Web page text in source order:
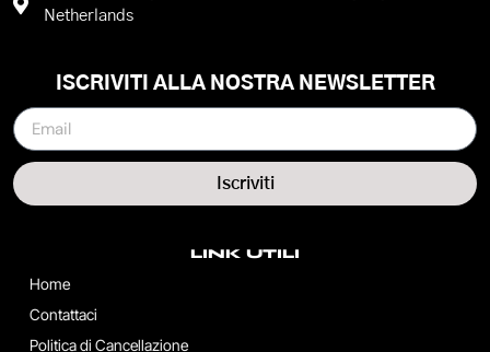
Netherlands
LINK UTILI
Home
Contattaci
Politica di Cancellazione
ISCRIVITI ALLA NOSTRA NEWSLETTER
Iscriviti